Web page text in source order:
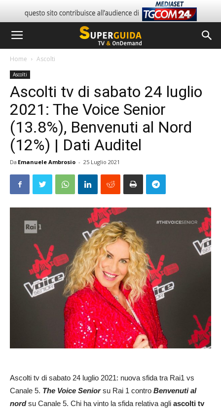
Home Ascolti
Ascolti
Ascolti tv di sabato 24 luglio
2021: The Voice Senior
(13.8%), Benvenuti al Nord
(12%) | Dati Auditel
Da Emanuele Ambrosio - 25 Luglio 2021
Ascolti tv di sabato 24 luglio 2021: nuova sfida tra Rai1 vs
Canale 5. The Voice Senior su Rai 1 contro Benvenuti al
nord su Canale 5. Chi ha vinto la sfida relativa agli ascolti tv